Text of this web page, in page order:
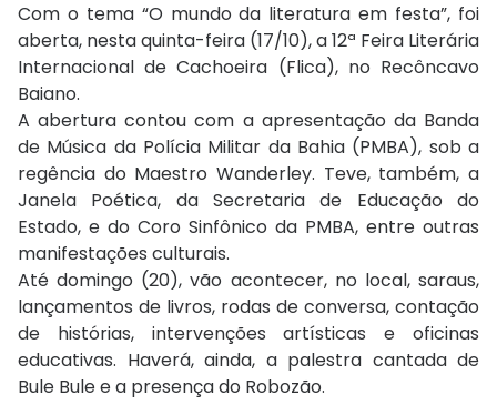
Com o tema “O mundo da literatura em festa”, foi
aberta, nesta quinta-feira (17/10), a 12ª Feira Literária
Internacional de Cachoeira (Flica), no Recôncavo
Baiano.
A abertura contou com a apresentação da Banda
de Música da Polícia Militar da Bahia (PMBA), sob a
regência do Maestro Wanderley. Teve, também, a
Janela Poética, da Secretaria de Educação do
Estado, e do Coro Sinfônico da PMBA, entre outras
manifestações culturais.
Até domingo (20), vão acontecer, no local, saraus,
lançamentos de livros, rodas de conversa, contação
de histórias, intervenções artísticas e oficinas
educativas. Haverá, ainda, a palestra cantada de
Bule Bule e a presença do Robozão.